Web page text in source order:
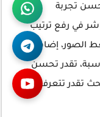
تجربة
في رفع ترتيب
الصور، إضافة
تقدر تحسن
تقدر تتعرف على